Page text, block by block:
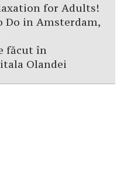
for Adults!
Do in Amsterdam,
făcut în
Olandei